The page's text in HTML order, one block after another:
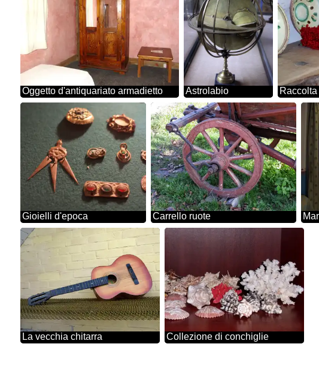
Oggetto d'antiquariato armadietto Astrolabio
Gioielli d'epoca Carrello ruote
La vecchia chitarra Collezione di conchiglie